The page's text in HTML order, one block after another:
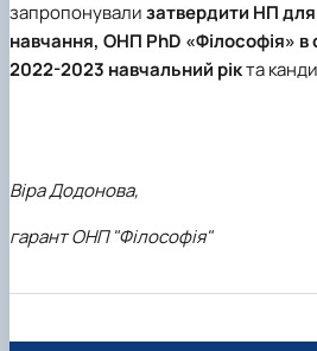
запропонувализатвердити НП
навчання, ОНП PhD «Філософія» в
2022-2023 навчальний рікта
Віра Додонова,
гарант ОНП "Філософія"